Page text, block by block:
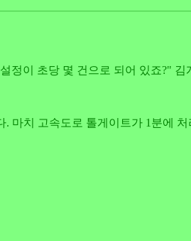
정이 초당 몇 건으로 되어 있죠?"
마치 고속도로 톨게이트가 1분에